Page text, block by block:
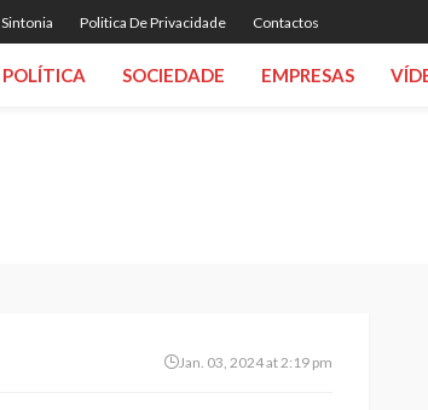
Politica De Privacidade Contactos
POLÍTICA SOCIEDADE EMPRESAS
Jan. 03, 2024 at 2:19 pm